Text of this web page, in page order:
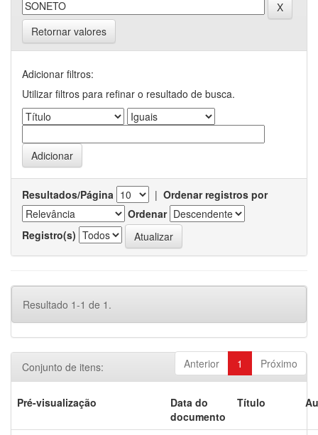
Retornar valores
Adicionar filtros:
Utilizar filtros para refinar o resultado de busca.
Resultados/Página | Ordenar registros por
Ordenar
Registro(s)
Resultado 1-1 de 1.
Anterior 1 Próximo
Conjunto de itens:
Pré-visualização
Data do
documento
Título